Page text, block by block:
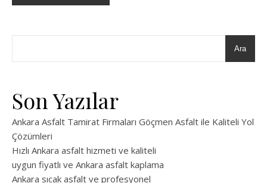
Ara
Son Yazılar
Ankara Asfalt Tamirat Firmaları Göçmen Asfalt ile Kaliteli Yol
Çözümleri
Hızlı Ankara asfalt hizmeti ve kaliteli
uygun fiyatlı ve Ankara asfalt kaplama
Ankara sıcak asfalt ve profesyonel